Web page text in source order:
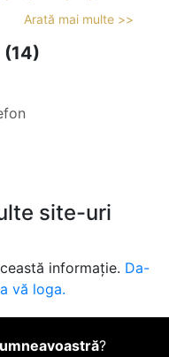
Arată mai multe >>
(14)
site-uri
informație. Da-
vă loga.
?